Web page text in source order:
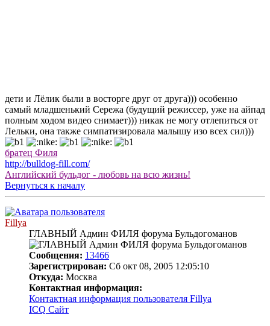
дети и Лёлик были в восторге друг от друга))) особенно
самый младшенький Сережа (будущий режиссер, уже на айпад
полным ходом видео снимает))) никак не могу отлепиться от
Лельки, она также симпатизировала малышу изо всех сил)))
братец Филя
http://bulldog-fill.com/
Английский бульдог - любовь на всю жизнь!
Вернуться к началу
Fillya
ГЛАВНЫЙ Админ ФИЛЯ форума Бульдогоманов
Сообщения: 13466
Зарегистрирован: Сб окт 08, 2005 12:05:10
Откуда: Москва
Контактная информация:
Контактная информация пользователя Fillya
ICQ Сайт